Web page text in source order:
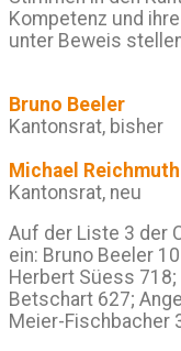
Kompetenz und
unter Beweis
Bruno Beeler
Kantonsrat, bisher
Michael Reichmuth
Kantonsrat, neu
Auf der Liste 3 der
ein: Bruno Beeler
Herbert Süess
Betschart 627;
Meier-Fischbacher